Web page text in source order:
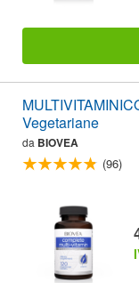
Vegetariane
da BIOVEA
(96)